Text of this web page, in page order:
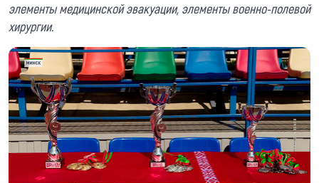
элементы медицинской эвакуации, элементы военно-полевой
хирургии.